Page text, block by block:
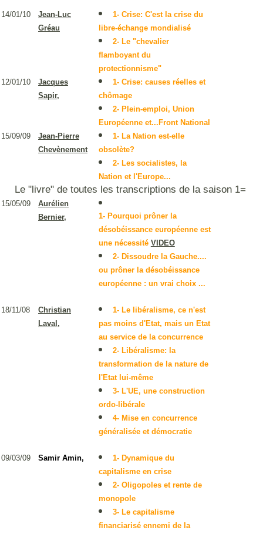
14/01/10
Jean-Luc
Gréau
1- Crise: C'est la crise du
libre-échange mondialisé
2- Le "chevalier
flamboyant du
protectionnisme"
12/01/10
Jacques
Sapir,
1- Crise: causes réelles et
chômage
2- Plein-emploi, Union
Européenne et...Front National
15/09/09
Jean-Pierre
Chevènement
1- La Nation est-elle
obsolète?
2- Les socialistes, la
Nation et l'Europe...
Le "livre" de toutes les transcriptions de la saison 1=
15/05/09
Aurélien
Bernier,
1- Pourquoi prôner la
désobéissance européenne est
une nécessité VIDEO
2- Dissoudre la Gauche....
ou prôner la désobéissance
européenne : un vrai choix ...
18/11/08
Christian
Laval,
1- Le libéralisme, ce n'est
pas moins d'Etat, mais un Etat
au service de la concurrence
2- Libéralisme: la
transformation de la nature de
l'Etat lui-même
3- L'UE, une construction
ordo-libérale
4- Mise en concurrence
généralisée et démocratie
09/03/09 Samir Amin,
1- Dynamique du
capitalisme en crise
2- Oligopoles et rente de
monopole
3- Le capitalisme
financiarisé ennemi de la